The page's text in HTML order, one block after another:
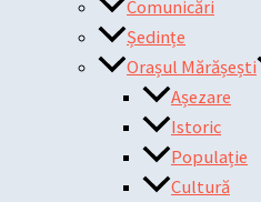
Comunicări
Ședințe
Orașul Mărășești
Așezare
Istoric
Populație
Cultură